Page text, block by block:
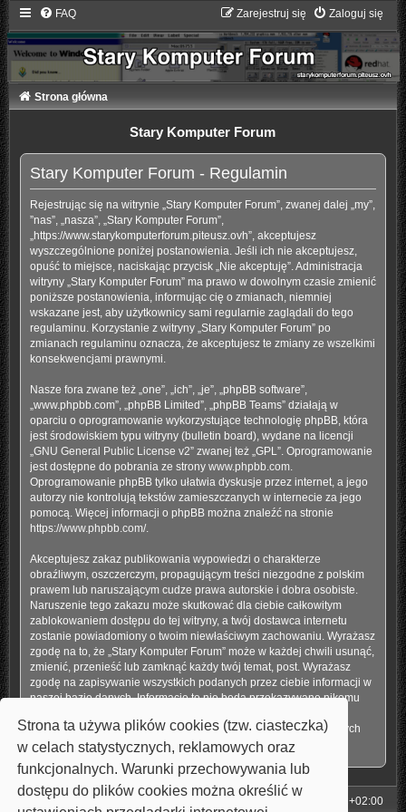
Strona ta używa plików cookies (tzw. ciasteczka)
w celach statystycznych, reklamowych oraz
funkcjonalnych. Warunki przechowywania lub
dostępu do plików cookies można określić w
FAQ Zaloguj się
Zarejestruj się
Strona główna
Stary Komputer Forum
Stary Komputer Forum - Regulamin
Rejestrując się na witrynie „Stary Komputer Forum”, zwanej dalej „my”,
”nas”, „nasza”, „Stary Komputer Forum”,
„https://www.starykomputerforum.piteusz.ovh”, akceptujesz
wyszczególnione poniżej postanowienia. Jeśli ich nie akceptujesz,
opuść to miejsce, naciskając przycisk „Nie akceptuję”. Administracja
witryny „Stary Komputer Forum” ma prawo w dowolnym czasie zmienić
poniższe postanowienia, informując cię o zmianach, niemniej
wskazane jest, aby użytkownicy sami regularnie zaglądali do tego
regulaminu. Korzystanie z witryny „Stary Komputer Forum” po
zmianach regulaminu oznacza, że akceptujesz te zmiany ze wszelkimi
konsekwencjami prawnymi.
Nasze fora zwane też „one”, „ich”, „je”, „phpBB software”,
„www.phpbb.com”, „phpBB Limited”, „phpBB Teams” działają w
oparciu o oprogramowanie wykorzystujące technologię phpBB, która
jest środowiskiem typu witryny (bulletin board), wydane na licencji
GNU General Public License v2” zwanej też „GPL”. Oprogramowanie
jest dostępne do pobrania ze strony www.phpbb.com.
Oprogramowanie phpBB tylko ułatwia dyskusje przez internet, a jego
autorzy nie kontrolują tekstów zamieszczanych w internecie za jego
pomocą. Więcej informacji o phpBB można znaleźć na stronie
https://www.phpbb.com/.
Akceptujesz zakaz publikowania wypowiedzi o charakterze
obraźliwym, oszczerczym, propagującym treści niezgodne z polskim
prawem lub naruszającym cudze prawa autorskie i dobra osobiste.
Naruszenie tego zakazu może skutkować dla ciebie całkowitym
zablokowaniem dostępu do tej witryny, a twój dostawca internetu
zostanie powiadomiony o twoim niewłaściwym zachowaniu. Wyrażasz
zgodę na to, że „Stary Komputer Forum” może w każdej chwili usunąć,
zmienić, przenieść lub zamknąć każdy twój temat, post. Wyrażasz
zgodę na zapisywanie wszystkich podanych przez ciebie informacji w
naszej bazie danych. Informacje te nie będą przekazywane nikomu
ponosi odpowiedzialności za włamania do witryny, podczas których
może dojść do kradzieży danych.
Strona główna UTC+02:00